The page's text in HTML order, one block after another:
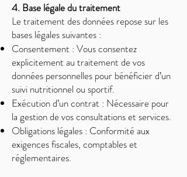
4. Base légale du traitement
Le traitement des données repose sur les
bases légales suivantes :
Consentement : Vous consentez
explicitement au traitement de vos
données personnelles pour bénéficier d’un
suivi nutritionnel ou sportif.
Exécution d’un contrat : Nécessaire pour
la gestion de vos consultations et services.
Obligations légales : Conformité aux
exigences fiscales, comptables et
réglementaires.